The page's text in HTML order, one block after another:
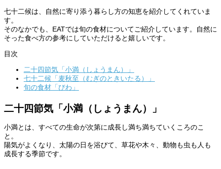
七十二候は、自然に寄り添う暮らし方の知恵を紹介してくれていま
す。
そのなかでも、EATでは旬の食材についてご紹介しています。自然に
そった食べ方の参考にしていただけると嬉しいです。
目次
二十四節気「小満（しょうまん）」
七十二候「麦秋至（むぎのときいたる）」
旬の食材「びわ」
二十四節気「小満（しょうまん）」
小満とは、すべての生命が次第に成長し満ち満ちていくころのこ
と。
陽気がよくなり、太陽の日を浴びて、草花や木々、動物も虫も人も
成長する季節です。